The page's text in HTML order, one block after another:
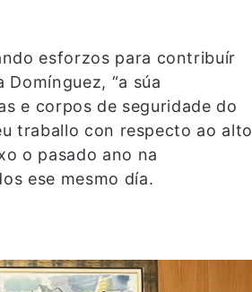
esforzos para contribuír
Domínguez, “a súa
e corpos de seguridade do
traballo con respecto ao alto
o pasado ano na
ese mesmo día.